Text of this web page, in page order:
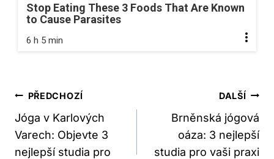
Stop Eating These 3 Foods That Are Known
to Cause Parasites
6 h 5 min
Navigace
Pro
Příspěvek
PŘEDCHOZÍ
Jóga v Karlových
Varech: Objevte 3
nejlepší studia pro
DALŠÍ
Brněnská jógová
oáza: 3 nejlepší
studia pro vaši praxi